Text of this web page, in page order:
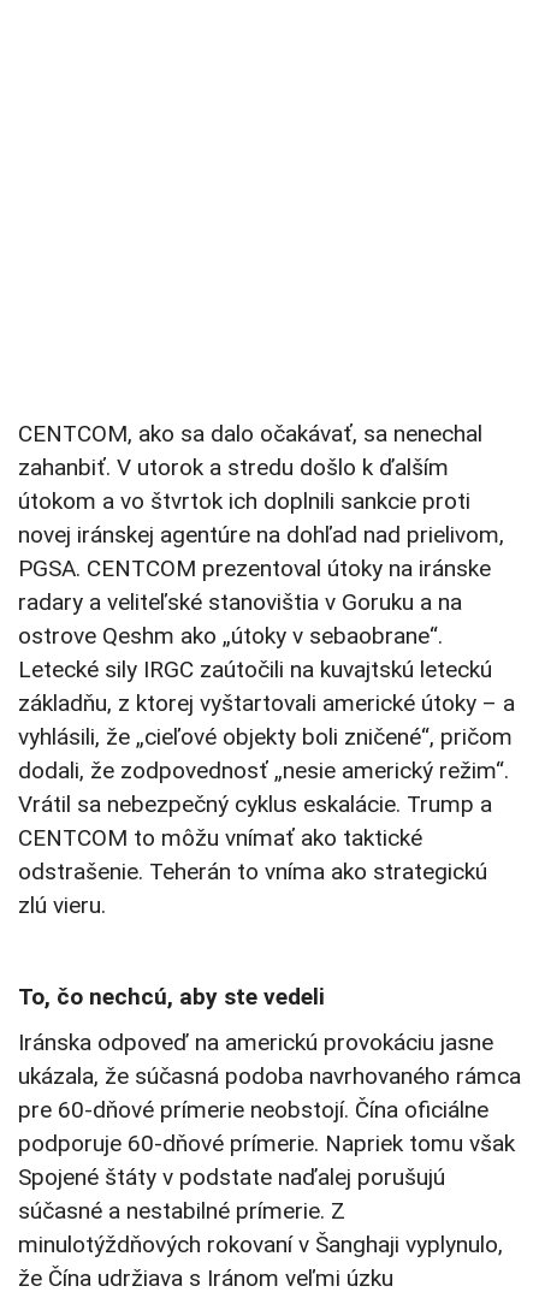
CENTCOM, ako sa dalo očakávať, sa nenechal
zahanbiť. V utorok a stredu došlo k ďalším
útokom a vo štvrtok ich doplnili sankcie proti
novej iránskej agentúre na dohľad nad prielivom,
PGSA. CENTCOM prezentoval útoky na iránske
radary a veliteľské stanovištia v Goruku a na
ostrove Qeshm ako „útoky v sebaobrane“.
Letecké sily IRGC zaútočili na kuvajtskú leteckú
základňu, z ktorej vyštartovali americké útoky – a
vyhlásili, že „cieľové objekty boli zničené“, pričom
dodali, že zodpovednosť „nesie americký režim“.
Vrátil sa nebezpečný cyklus eskalácie. Trump a
CENTCOM to môžu vnímať ako taktické
odstrašenie. Teherán to vníma ako strategickú
zlú vieru.
To, čo nechcú, aby ste vedeli
Iránska odpoveď na americkú provokáciu jasne
ukázala, že súčasná podoba navrhovaného rámca
pre 60-dňové prímerie neobstojí. Čína oficiálne
podporuje 60-dňové prímerie. Napriek tomu však
Spojené štáty v podstate naďalej porušujú
súčasné a nestabilné prímerie. Z
minulotýždňových rokovaní v Šanghaji vyplynulo,
že Čína udržiava s Iránom veľmi úzku